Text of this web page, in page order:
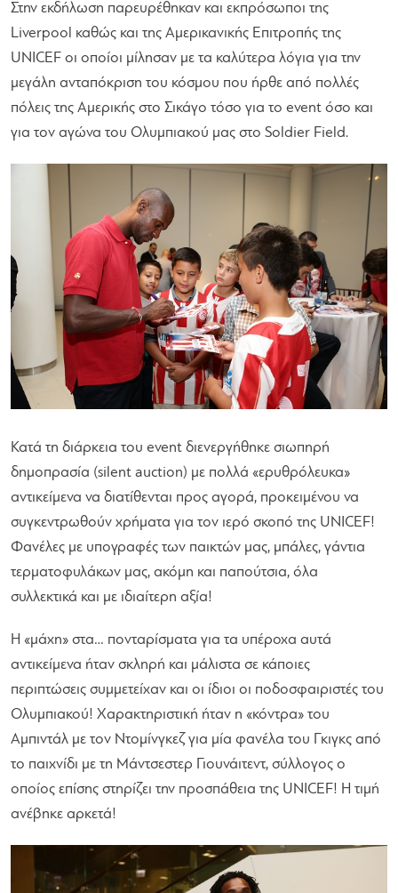
​Στην εκδήλωση παρευρέθηκαν και εκπρόσωποι της
Liverpool καθώς και της Αμερικανικής Επιτροπής της
UNICEF οι οποίοι μίλησαν με τα καλύτερα λόγια για την
μεγάλη ανταπόκριση του κόσμου που ήρθε από πολλές
πόλεις της Αμερικής στο Σικάγο τόσο για το event όσο και
για τον αγώνα του Ολυμπιακού μας στο Soldier Field.
Κατά τη διάρκεια του event διενεργήθηκε σιωπηρή
δημοπρασία (silent auction) με πολλά «ερυθρόλευκα»
αντικείμενα να διατίθενται προς αγορά, προκειμένου να
συγκεντρωθούν χρήματα για τον ιερό σκοπό της UNICEF!
Φανέλες με υπογραφές των παικτών μας, μπάλες, γάντια
τερματοφυλάκων μας, ακόμη και παπούτσια, όλα
συλλεκτικά και με ιδιαίτερη αξία!
Η «μάχη» στα… πονταρίσματα για τα υπέροχα αυτά
αντικείμενα ήταν σκληρή και μάλιστα σε κάποιες
περιπτώσεις συμμετείχαν και οι ίδιοι οι ποδοσφαιριστές του
Ολυμπιακού! Χαρακτηριστική ήταν η «κόντρα» τ​ου​
Αμπιντάλ με τον Ντομίνγκεζ για μία φανέλα του Γκιγκς από
το παιχνίδι με τη Μάντσεστερ Γιουνάιτεντ, σύλλογος ο
οποίος επίσης στηρίζει την προσπάθεια της UNICEF! Η τιμή
ανέβηκε αρκετά!